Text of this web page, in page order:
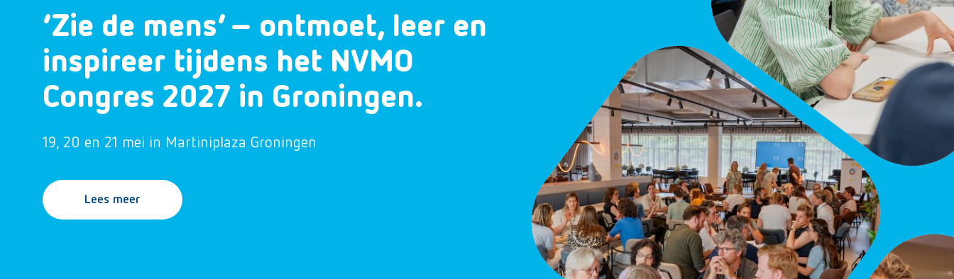
‘Zie de mens’ – ontmoet, leer en
inspireer tijdens het NVMO
Congres 2027 in Groningen.
19, 20 en 21 mei in Martiniplaza Groningen
Lees meer